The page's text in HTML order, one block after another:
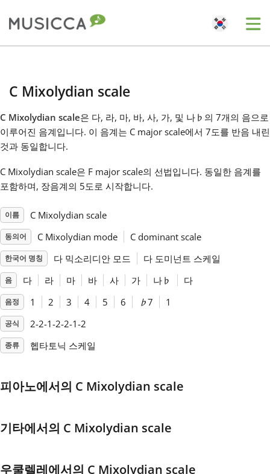
Български
Dansk
Deutsch
English
Español
Français
C Mixolydian scale
C Mixolydian scale은 다, 라, 마, 바, 사, 가, 및 나 ♭ 의 7개의 음으로
이루어진 음계입니다. 이 음계는 C major scale에서 7도를 반음 내린
것과 동일합니다.
C Mixolydian scale은 F major scale의 선법입니다. 동일한 음계를
포함하며, 장음계의 5도로 시작합니다.
이름 C Mixolydian scale
동의어 C Mixolydian mode C dominant scale
한국어 명칭 다 믹소리디안 모드 다 도미넌트 스케일
음 다 라 마 바 사 가 나 ♭ 다
음정 1 2 3 4 5 6 ♭7 1
공식 2-2-1-2-2-1-2
종류 헵타토닉 스케일
피아노에서의 C Mixolydian scale
기타에서의 C Mixolydian scale
우쿨렐레에서의 C Mixolydian scale